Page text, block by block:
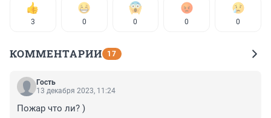
3 0 0 0 0
КОММЕНТАРИИ 17
Гость
13 декабря 2023, 11:24
Пожар что ли? )